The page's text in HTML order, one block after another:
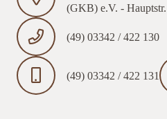
(GKB) e.V. -
(49) 03342 / 422 130
(49) 03342 / 422 131